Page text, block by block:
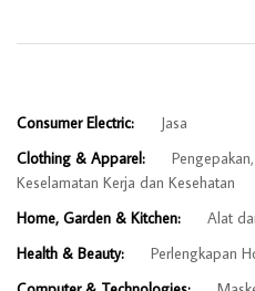
Consumer Electric:
Jasa
Clothing & Apparel:
Keselamatan Kerja dan Kesehatan
Home, Garden & Kitchen:
Alat
Health & Beauty:
Perlengkapan